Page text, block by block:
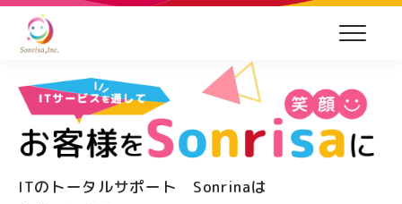
ITのトータルサポート Sonrinaは